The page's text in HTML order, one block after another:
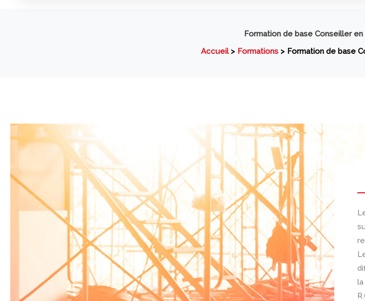
Formation de base Conseiller
Accueil
Formations Formation de base